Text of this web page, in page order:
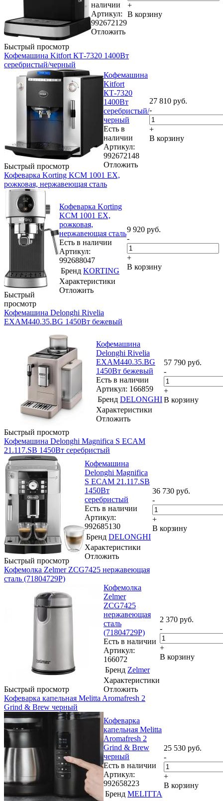
Быстрый просмотр
наличии
Артикул:
992672129
Отложить
+
В корзину
Кофемашина Kitfort КТ-7320 1400Вт
серебристый/черный
Быстрый просмотр
Кофемашина
Kitfort
КТ-7320
1400Вт
серебристый/
черный
Есть в
наличии
Артикул:
992672148
Отложить
27 810 руб.
-
+
В корзину
Кофеварка Korting KCM 1001 EX,
рожковая, нержавеющая сталь
Быстрый
просмотр
Кофеварка Korting
KCM 1001 EX,
рожковая,
нержавеющая сталь
Есть в наличии
Артикул:
992688047
Бренд KORTING
Характеристики
Отложить
9 920 руб.
-
+
В корзину
Кофемашина Delonghi Rivelia
EXAM440.35.BG 1450Вт бежевый
Быстрый просмотр
Кофемашина
Delonghi Rivelia
EXAM440.35.BG
1450Вт бежевый
Есть в наличии
Артикул: 166859
Бренд DELONGHI
Характеристики
Отложить
57 790 руб.
-
+
В корзину
Кофемашина Delonghi Magnifica S ECAM
21.117.SB 1450Вт серебристый
Быстрый просмотр
Кофемашина
Delonghi Magnifica
S ECAM 21.117.SB
1450Вт
серебристый
Есть в наличии
Артикул:
992685130
Бренд DELONGHI
Характеристики
Отложить
36 730 руб.
-
+
В корзину
Кофемолка Zelmer ZCG7425 нержавеющая
сталь (71804729P)
Быстрый просмотр
Кофемолка
Zelmer
ZCG7425
нержавеющая
сталь
(71804729P)
Есть в наличии
Артикул:
166072
Бренд Zelmer
Характеристики
Отложить
2 370 руб.
-
+
В корзину
Кофеварка капельная Melitta Aromafresh 2
Grind & Brew черный
Кофеварка
капельная Melitta
Aromafresh 2
Grind & Brew
черный
Есть в наличии
Артикул:
992658223
Бренд MELITTA
25 530 руб.
-
+
В корзину